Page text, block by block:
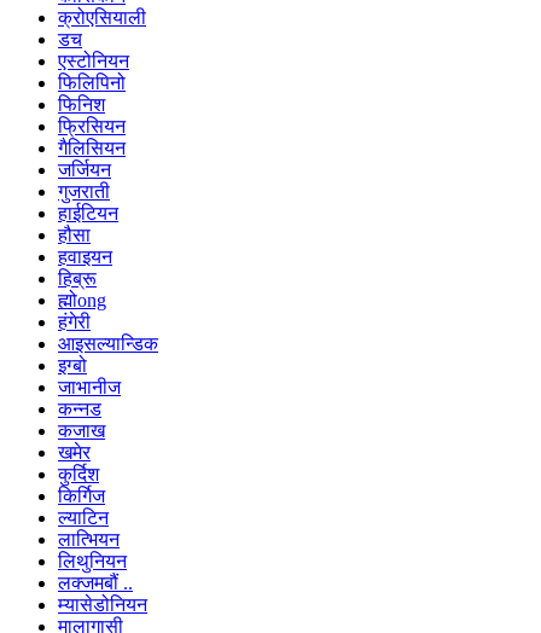
क्रोएसियाली
डच
एस्टोनियन
फिलिपिनो
फिनिश
फ्रिसियन
गैलिसियन
जर्जियन
गुजराती
हाईटियन
हौसा
हवाइयन
हिब्रू
ह्मोong
हंगेरी
आइसल्यान्डिक
इग्बो
जाभानीज
कन्नड
कजाख
खमेर
कुर्दिश
किर्गिज
ल्याटिन
लात्भियन
लिथुनियन
लक्जमबौं ..
म्यासेडोनियन
मालागासी